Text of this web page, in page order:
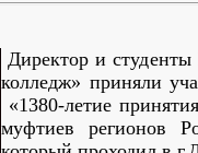
Директор и
колледж» приняли
«1380-летие
муфтиев регионов